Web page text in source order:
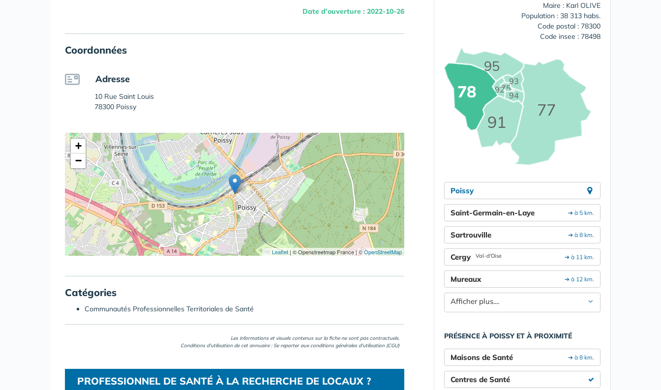
Date d'ouverture : 2022-10-26
Coordonnées
Adresse
10 Rue Saint Louis
78300 Poissy
+
−
Leaflet |© Openstreetmap France | ©OpenStreetMap
Catégories
Communautés Professionnelles Territoriales de Santé
Les informations et visuels contenus sur la fiche ne sont pas contractuels.
Conditions d'utilisation de cet annuaire : Se reporter aux conditions générales d'utilisation (CGU)
PROFESSIONNEL DE SANTÉ À LA RECHERCHE DE LOCAUX ?
Maire : Karl OLIVE
Population : 38 313 habs.
Code postal : 78300
Code insee : 78498
75
77
78
91
92
93
94
95
Poissy
➔ à 5 km.
Saint-Germain-en-Laye
➔ à 8 km.
Sartrouville
➔ à 11 km.
Cergy Val-d'Oise
➔ à 12 km.
Mureaux
Afficher plus....
PRÉSENCE À POISSY ET À PROXIMITÉ
➔ à 8 km.
Maisons de Santé
Centres de Santé